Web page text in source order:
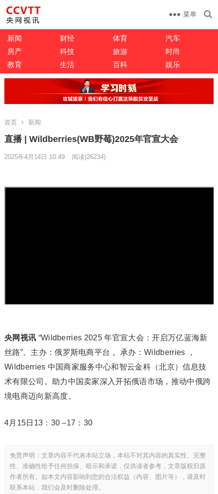
菜单
新闻 财经 体育
汽车
房产
科技 旅游
时尚
教育
生活 百科 娱乐
首页 新闻
直播 | Wildberries(WB野莓)2025年官宣大会
2025年4月14日 10:49 阅读(26234)
央网视讯 “Wildberries 2025 年官宣大会：开启万亿蓝海新
丝路”。主办：俄罗斯电商平台 。承办：Wildberries ，
Wildberries 中国商家服务中心和智云金科（北京）信息技
术有限公司。助力中国卖家深入开拓俄语市场，推动中俄跨
境电商迈向新高度。
4月15日13：30 –17：30
免责声明：文章内容不代表本站立场，本站不对其内容的真实性、完整
性、准确性给予任何担保、暗示和承诺，仅供读者参考，文章版权归原
作者所有。如本文内容影响到您的合法权益（内容、图片等），请及时
联系本站，我们会及时删除处理。